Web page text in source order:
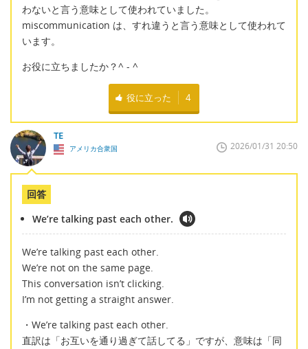
わないと言う意味として使われていました。
miscommunication は、すれ違うと言う意味として使われて
います。
お役に立ちましたか？^ - ^
役に立った 4
TE
アメリカ合衆国 2026/01/31 20:50
回答
We’re talking past each other.
We’re talking past each other.
We’re not on the same page.
This conversation isn’t clicking.
I’m not getting a straight answer.
・We’re talking past each other.
直訳は「お互いを通り過ぎて話してる」ですが、意味は「同